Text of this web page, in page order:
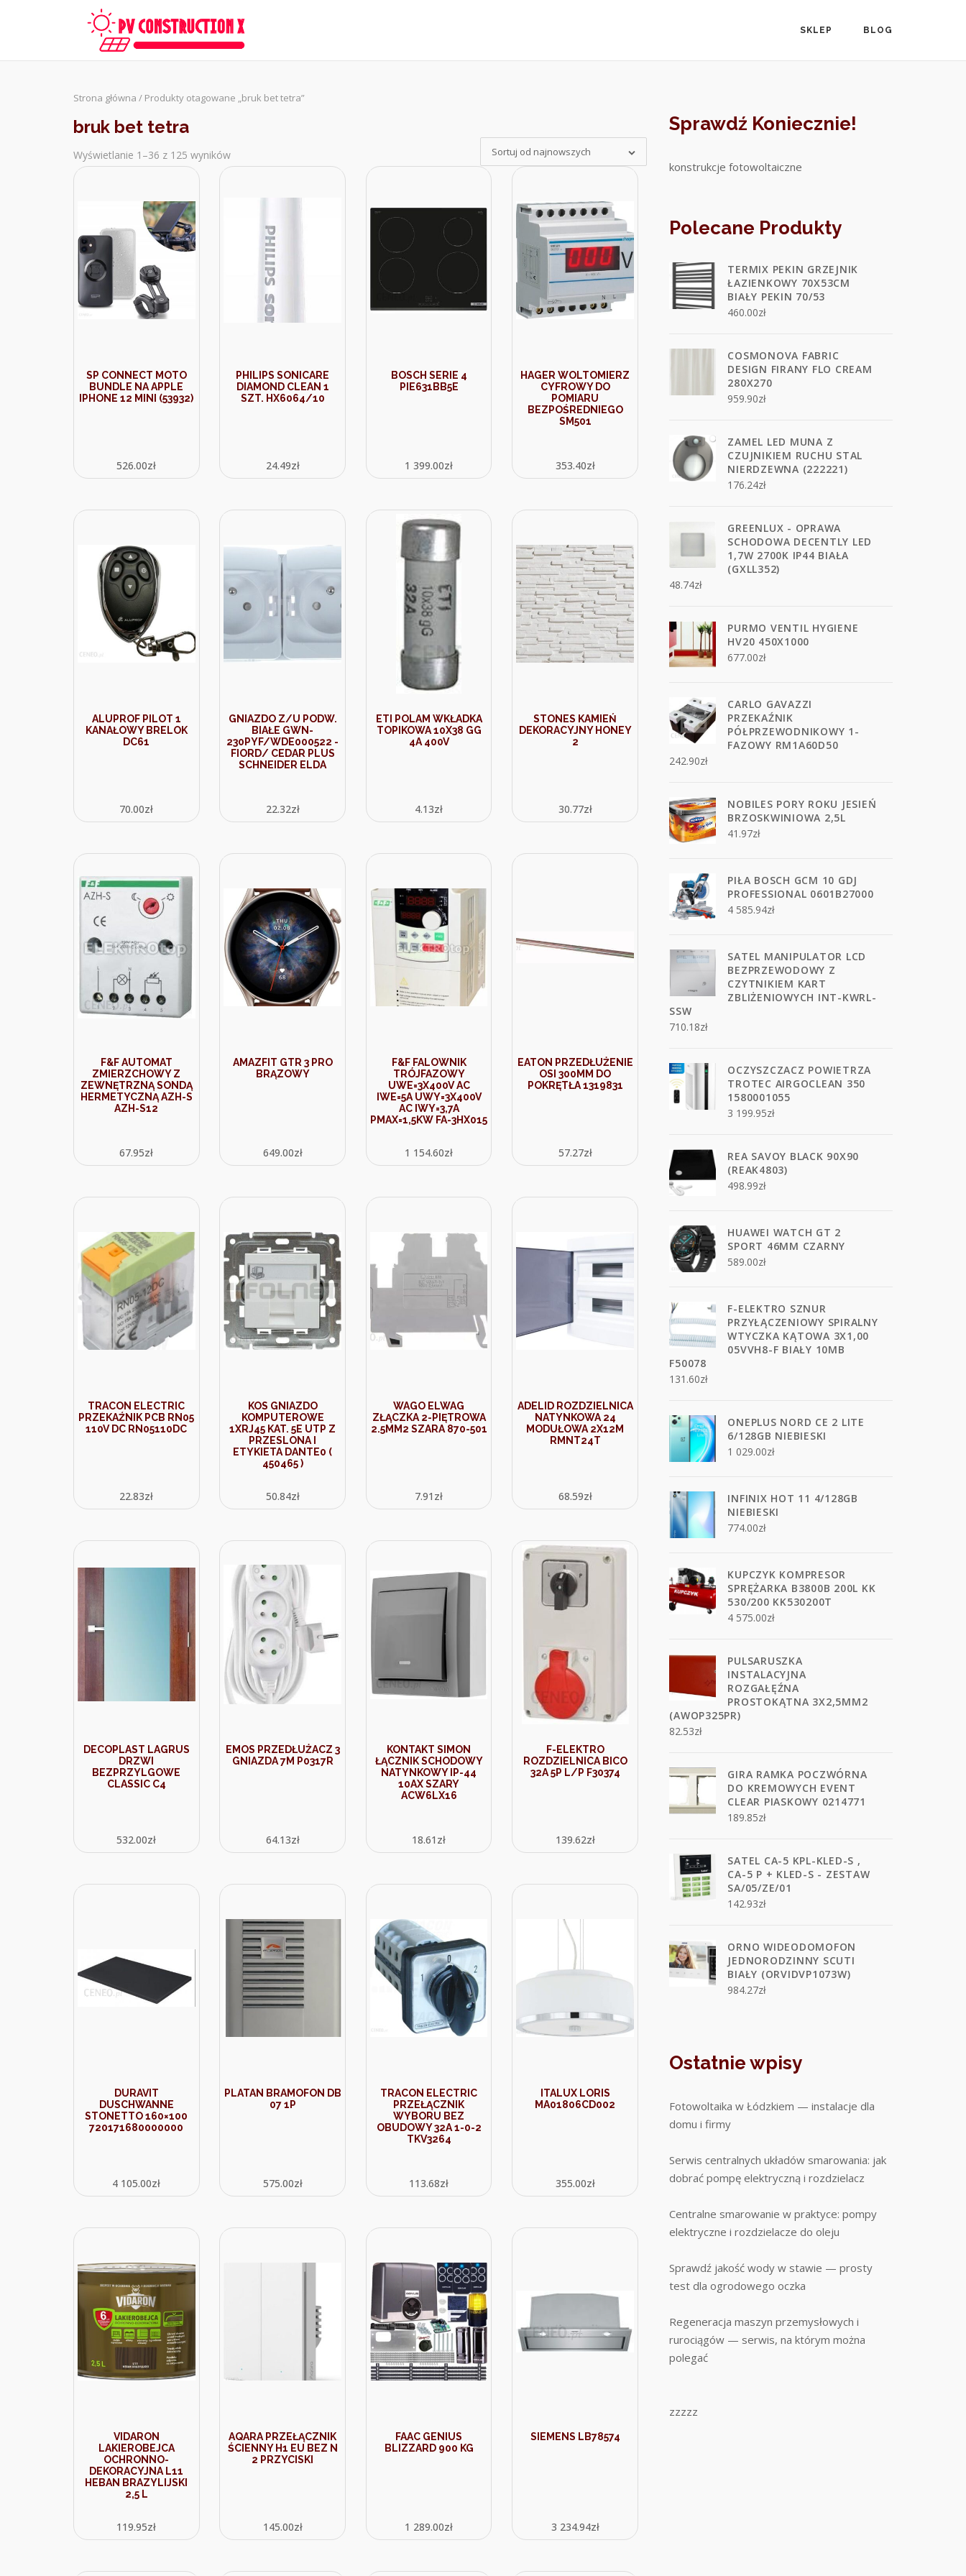
SKLEP BLOG
Strona główna / Produkty otagowane „bruk bet tetra”
bruk bet tetra
Wyświetlanie 1–36 z 125 wyników
Sorted
Sortuj od najnowszych
SP CONNECT MOTO
BUNDLE NA APPLE
IPHONE 12 MINI (53932)
526.00zł
PHILIPS SONICARE
DIAMOND CLEAN 1
SZT. HX6064/10
24.49zł
BOSCH SERIE 4
PIE631BB5E
1 399.00zł
HAGER WOLTOMIERZ
CYFROWY DO
POMIARU
BEZPOŚREDNIEGO
SM501
353.40zł
ALUPROF PILOT 1
KANAŁOWY BRELOK
DC61
70.00zł
GNIAZDO Z/U PODW.
BIAŁE GWN-
230PYF/WDE000522 -
FIORD/ CEDAR PLUS
SCHNEIDER ELDA
22.32zł
ETI POLAM WKŁADKA
TOPIKOWA 10X38 GG
4A 400V
4.13zł
STONES KAMIEŃ
DEKORACYJNY HONEY
2
30.77zł
F&F AUTOMAT
ZMIERZCHOWY Z
ZEWNĘTRZNĄ SONDĄ
HERMETYCZNĄ AZH-S
AZH-S12
67.95zł
AMAZFIT GTR 3 PRO
BRĄZOWY
649.00zł
F&F FALOWNIK
TRÓJFAZOWY
UWE=3X400V AC
IWE=5A UWY=3X400V
AC IWY=3,7A
PMAX=1,5KW FA-3HX015
1 154.60zł
EATON PRZEDŁUŻENIE
OSI 300MM DO
POKRĘTŁA 1319831
57.27zł
TRACON ELECTRIC
PRZEKAŹNIK PCB RN05
110V DC RN05110DC
22.83zł
KOS GNIAZDO
KOMPUTEROWE
1XRJ45 KAT. 5E UTP Z
PRZESLONA I
ETYKIETA DANTE0 (
450465 )
50.84zł
WAGO ELWAG
ZŁĄCZKA 2-PIĘTROWA
2.5MM2 SZARA 870-501
7.91 zł
ADELID ROZDZIELNICA
NATYNKOWA 24
MODUŁOWA 2X12M
RMNT24T
68.59zł
DECOPLAST LAGRUS
DRZWI
BEZPRZYLGOWE
CLASSIC C4
532.00zł
EMOS PRZEDŁUŻACZ 3
GNIAZDA 7M P0317R
64.13zł
KONTAKT SIMON
ŁĄCZNIK SCHODOWY
NATYNKOWY IP-44
10AX SZARY
ACW6LX16
18.61 zł
F-ELEKTRO
ROZDZIELNICA BICO
32A 5P L/P F30374
139.62zł
DURAVIT
DUSCHWANNE
STONETTO 160×100
720171680000000
4 105.00zł
PLATAN BRAMOFON DB
07 1P
575.00zł
TRACON ELECTRIC
PRZEŁĄCZNIK
WYBORU BEZ
OBUDOWY 32A 1-0-2
TKV3264
113.68zł
ITALUX LORIS
MA01806CD002
355.00zł
VIDARON
LAKIEROBEJCA
OCHRONNO-
DEKORACYJNA L11
HEBAN BRAZYLIJSKI
2,5 L
119.95zł
AQARA PRZEŁĄCZNIK
ŚCIENNY H1 EU BEZ N
2 PRZYCISKI
145.00zł
FAAC GENIUS
BLIZZARD 900 KG
1 289.00zł
SIEMENS LB78574
3 234.94zł
Sprawdź Koniecznie!
konstrukcje fotowoltaiczne
Polecane Produkty
TERMIX PEKIN GRZEJNIK
ŁAZIENKOWY 70X53CM
BIAŁY PEKIN 70/53
460.00zł
COSMONOVA FABRIC
DESIGN FIRANY FLO CREAM
280X270
959.90zł
ZAMEL LED MUNA Z
CZUJNIKIEM RUCHU STAL
NIERDZEWNA (222221)
176.24zł
GREENLUX - OPRAWA
SCHODOWA DECENTLY LED
1,7W 2700K IP44 BIAŁA
(GXLL352)
48.74zł
PURMO VENTIL HYGIENE
HV20 450X1000
677.00zł
CARLO GAVAZZI
PRZEKAŹNIK
PÓŁPRZEWODNIKOWY 1-
FAZOWY RM1A60D50
242.90zł
NOBILES PORY ROKU JESIEŃ
BRZOSKWINIOWA 2,5L
41.97zł
PIŁA BOSCH GCM 10 GDJ
PROFESSIONAL 0601B27000
4 585.94zł
SATEL MANIPULATOR LCD
BEZPRZEWODOWY Z
CZYTNIKIEM KART
ZBLIŻENIOWYCH INT-KWRL-
SSW
710.18zł
OCZYSZCZACZ POWIETRZA
TROTEC AIRGOCLEAN 350
1580001055
3 199.95zł
REA SAVOY BLACK 90X90
(REAK4803)
498.99zł
HUAWEI WATCH GT 2
SPORT 46MM CZARNY
589.00zł
F-ELEKTRO SZNUR
PRZYŁĄCZENIOWY SPIRALNY
WTYCZKA KĄTOWA 3X1,00
05VVH8-F BIAŁY 10MB
F50078
131.60zł
ONEPLUS NORD CE 2 LITE
6/128GB NIEBIESKI
1 029.00zł
INFINIX HOT 11 4/128GB
NIEBIESKI
774.00zł
KUPCZYK KOMPRESOR
SPRĘŻARKA B3800B 200L KK
530/200 KK530200T
4 575.00zł
PULSARUSZKA
INSTALACYJNA
ROZGAŁĘŹNA
PROSTOKĄTNA 3X2,5MM2
(AWOP325PR)
82.53zł
GIRA RAMKA POCZWÓRNA
DO KREMOWYCH EVENT
CLEAR PIASKOWY 0214771
189.85zł
SATEL CA-5 KPL-KLED-S ,
CA-5 P + KLED-S - ZESTAW
SA/05/ZE/01
142.93zł
ORNO WIDEODOMOFON
JEDNORODZINNY SCUTI
BIAŁY (ORVIDVP1073W)
984.27zł
Ostatnie wpisy
Fotowoltaika w Łódzkiem — instalacje dla
domu i firmy
Serwis centralnych układów smarowania: jak
dobrać pompę elektryczną i rozdzielacz
Centralne smarowanie w praktyce: pompy
elektryczne i rozdzielacze do oleju
Sprawdź jakość wody w stawie — prosty
test dla ogrodowego oczka
Regeneracja maszyn przemysłowych i
rurociągów — serwis, na którym można
polegać
zzzzz